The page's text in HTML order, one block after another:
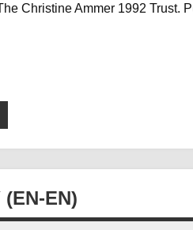
Christine Ammer 1992 Trust.
(EN-EN)